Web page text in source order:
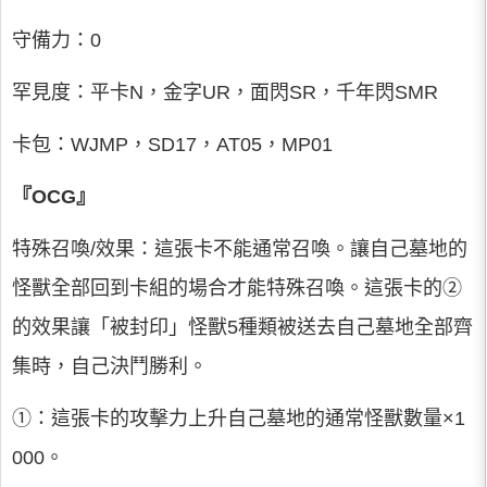
守備力：0
罕見度：平卡N，金字UR，面閃SR，千年閃SMR
卡包：WJMP，SD17，AT05，MP01
『OCG』
特殊召喚/效果：這張卡不能通常召喚。讓自己墓地的
怪獸全部回到卡組的場合才能特殊召喚。這張卡的②
的效果讓「被封印」怪獸5種類被送去自己墓地全部齊
集時，自己決鬥勝利。
①：這張卡的攻擊力上升自己墓地的通常怪獸數量×1
000。